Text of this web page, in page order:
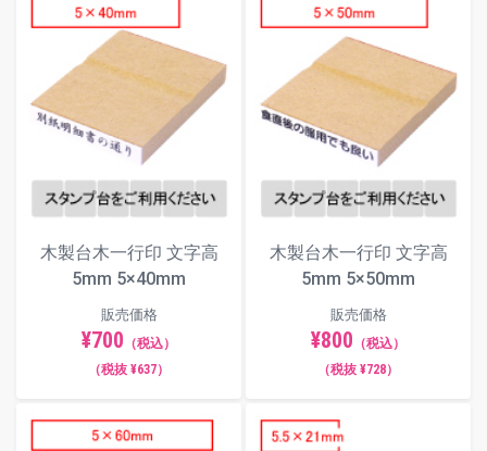
木製台木一行印 文字高
5mm 5×40mm
販売価格
¥700 （税込）
（税抜 ¥637）
木製台木一行印 文字高
5mm 5×50mm
販売価格
¥800 （税込）
（税抜 ¥728）